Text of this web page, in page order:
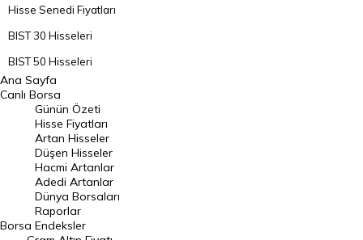
Hisse Senedi Fiyatları
BIST 30 Hisseleri
BIST 50 Hisseleri
BIST 100 Hisseleri
En Çok Artan Hisseler
En Çok Düşen Hisseler
Hacmi Artanlar
Geçmiş Kapanışlar
Dünya Borsaları
Ana Sayfa
Canlı Borsa
Borsa
Günün Özeti
Hisse Fiyatları
Artan Hisseler
Düşen Hisseler
Hacmi Artanlar
Adedi Artanlar
Dünya Borsaları
Raporlar
Endeksler